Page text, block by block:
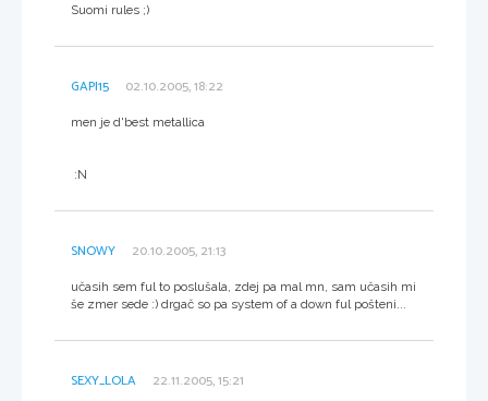
Suomi rules ;)
GAPI15 02.10.2005, 18:22
men je d'best metallica
:N
SNOWY 20.10.2005, 21:13
učasih sem ful to poslušala, zdej pa mal mn, sam učasih mi
še zmer sede :) drgač so pa system of a down ful pošteni...
SEXY_LOLA 22.11.2005, 15:21